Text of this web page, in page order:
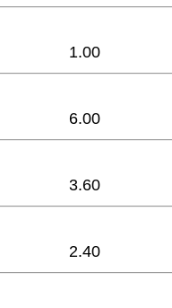
1.00
6.00
3.60
2.40